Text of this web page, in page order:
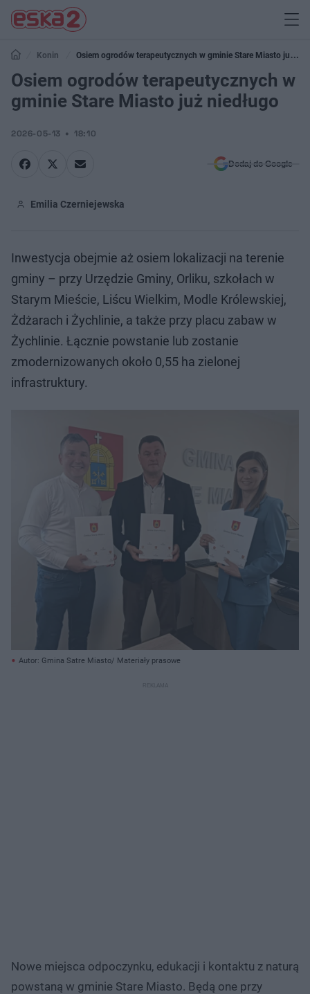
Konin
Osiem ogrodów terapeutycznych w gminie Stare Miasto już
niedługo
Osiem ogrodów terapeutycznych w
gminie Stare Miasto już niedługo
2026-05-13 18:10
Dodaj do Google
Emilia Czerniejewska
Inwestycja obejmie aż osiem lokalizacji na terenie
gminy – przy Urzędzie Gminy, Orliku, szkołach w
Starym Mieście, Liścu Wielkim, Modle Królewskiej,
Żdżarach i Żychlinie, a także przy placu zabaw w
Żychlinie. Łącznie powstanie lub zostanie
zmodernizowanych około 0,55 ha zielonej
infrastruktury.
Autor: Gmina Satre Miasto/ Materiały prasowe
Nowe miejsca odpoczynku, edukacji i kontaktu z naturą
powstaną w gminie Stare Miasto. Będą one przy